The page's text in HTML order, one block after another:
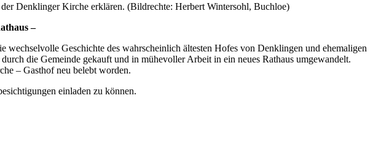
Denklinger Kirche erklären. (Bildrechte: Herbert Wintersohl, Buchloe)
–
Geschichte des wahrscheinlich ältesten Hofes von Denklingen und ehemaligen
die Gemeinde gekauft und in mühevoller Arbeit in ein neues Rathaus umgewandelt.
– Gasthof neu belebt worden.
einladen zu können.